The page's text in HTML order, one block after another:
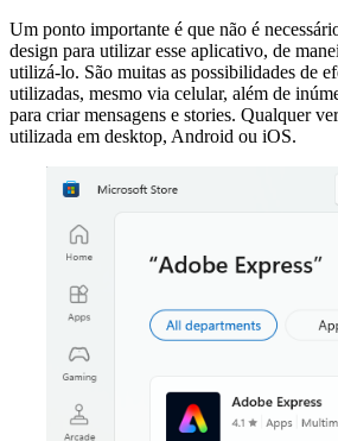
Um ponto importante é que não é
design para utilizar esse aplicativo, de
utilizá-lo. São muitas as possibilidades de
utilizadas, mesmo via celular, além de
para criar mensagens e stories. Qualquer
utilizada em desktop, Android ou iOS.